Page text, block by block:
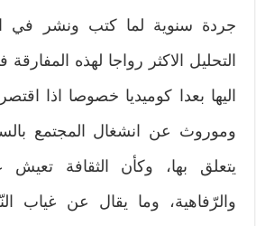
جردة سنوية لما كتب ونشر في
التحليل الاكثر رواجا لهذه
اليها بعدا كوميديا خصوصا اذا
وموروث عن انشغال المجتمع
يتعلق بها، وكأن الثقافة
والرّفاهية، وما يقال عن غياب